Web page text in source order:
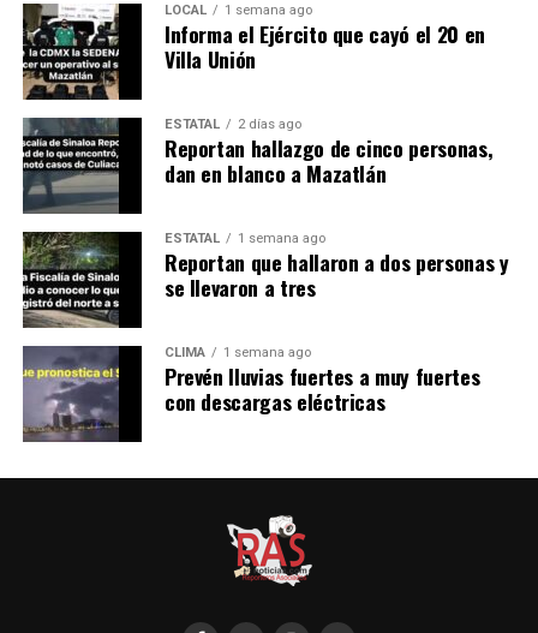
LOCAL 1 semana ago
Informa el Ejército que cayó el 20 en
Villa Unión
ESTATAL 2 días ago
Reportan hallazgo de cinco personas,
dan en blanco a Mazatlán
ESTATAL 1 semana ago
Reportan que hallaron a dos personas y
se llevaron a tres
CLIMA 1 semana ago
Prevén lluvias fuertes a muy fuertes
con descargas eléctricas